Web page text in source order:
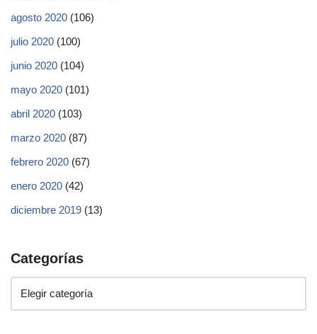
agosto 2020 (106)
julio 2020 (100)
junio 2020 (104)
mayo 2020 (101)
abril 2020 (103)
marzo 2020 (87)
febrero 2020 (67)
enero 2020 (42)
diciembre 2019 (13)
Categorías